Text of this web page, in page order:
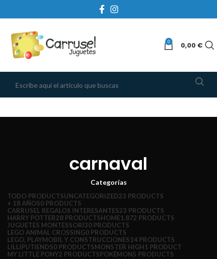
0 0,00 €
carnaval
Categorías
TODO PRODUCTSUNCATEGORIZED23 PRODUCTS
+ 18 AÑOS0 PRODUCTS
CARRUSEL REGALOS INTERESANTES23 PRODUCTS
HARRY POTTER28 PRODUCTSHOME1.872 PRODUCTS
JUGUETES MONTESSORI30 PRODUCTS
LEGO ANIMAL CROSSING0 PRODUCTS
LEGO, PLAYMOBIL Y CONSTRUCCIONES14 PRODUCTS
LILLIPUTIENDS0 PRODUCTSMONSTER HIGH1 PRODUCT
MY LITTLE PONY2 PRODUCTSPOKÉMON5 PRODUCTS